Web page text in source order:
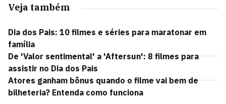
Veja também
Dia dos Pais: 10 filmes e séries para maratonar em
família
De 'Valor sentimental' a 'Aftersun': 8 filmes para
assistir no Dia dos Pais
Atores ganham bônus quando o filme vai bem de
bilheteria? Entenda como funciona